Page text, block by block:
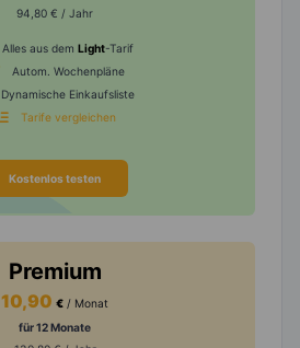
94,80 € / Jahr
Alles aus dem Light-Tarif
Autom. Wochenpläne
Dynamische Einkaufsliste
Tarife vergleichen
Kostenlos testen
Premium
10,90 € / Monat
für 12 Monate